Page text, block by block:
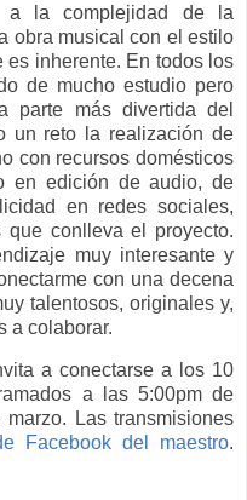
a la complejidad de la
obra musical con el estilo
es inherente. En todos los
de mucho estudio pero
parte más divertida del
un reto la realización de
con recursos domésticos
en edición de audio, de
en redes sociales,
que conlleva el proyecto.
muy interesante y
con una decena
talentosos, originales y,
a colaborar.
a conectarse a los 10
a las 5:00pm de
Las transmisiones
Facebook del maestro.